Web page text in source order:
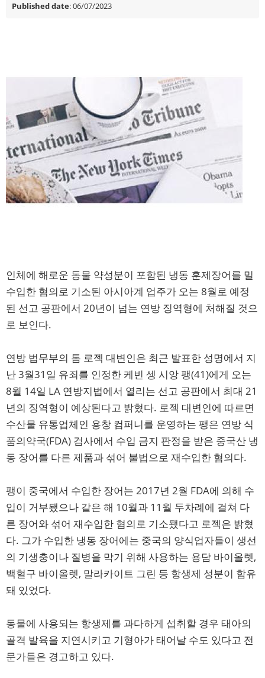
Published date: 06/07/2023
인체에 해로운 동물 약성분이 포함된 냉동 훈제장어를 밀
수입한 혐의로 기소된 아시아계 업주가 오는 8월로 예정
된 선고 공판에서 20년이 넘는 연방 징역형에 처해질 것으
로 보인다.
연방 법무부의 톰 로젝 대변인은 최근 발표한 성명에서 지
난 3월31일 유죄를 인정한 케빈 셍 시앙 팽(41)에게 오는
8월 14일 LA 연방지법에서 열리는 선고 공판에서 최대 21
년의 징역형이 예상된다고 밝혔다. 로젝 대변인에 따르면
수산물 유통업체인 용창 컴퍼니를 운영하는 팽은 연방 식
품의약국(FDA) 검사에서 수입 금지 판정을 받은 중국산 냉
동 장어를 다른 제품과 섞어 불법으로 재수입한 혐의다.
팽이 중국에서 수입한 장어는 2017년 2월 FDA에 의해 수
입이 거부됐으나 같은 해 10월과 11월 두차례에 걸쳐 다
른 장어와 섞어 재수입한 혐의로 기소됐다고 로젝은 밝혔
다. 그가 수입한 냉동 장어에는 중국의 양식업자들이 생선
의 기생충이나 질병을 막기 위해 사용하는 용담 바이올렛,
백혈구 바이올렛, 말라카이트 그린 등 항생제 성분이 함유
돼 있었다.
동물에 사용되는 항생제를 과다하게 섭취할 경우 태아의
골격 발육을 지연시키고 기형아가 태어날 수도 있다고 전
문가들은 경고하고 있다.